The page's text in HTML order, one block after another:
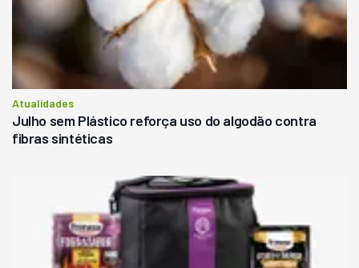
Atualidades
Julho sem Plástico reforça uso do algodão contra
fibras sintéticas